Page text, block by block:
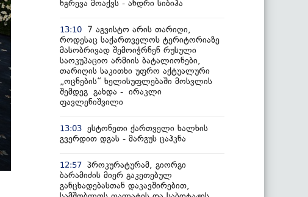
ნგრევა მოაქვს - ანდრი სიბიჰა
13:10
7 აგვისტო არის თარიღი,
როდესაც საქართველოს ტერიტორიაზე
მასობრივად შემოიჭრნენ რუსული
საოკუპაციო არმიის ბატალიონები,
თარიღის საკითხი უფრო აქტუალური
„ოცნების“ ხელისუფლებაში მოსვლის
შემდეგ გახდა - ირაკლი
ფავლენიშვილი
13:03 ესტონეთი ქართველი ხალხის
გვერდით დგას - მარგუს ცაჰკნა
12:57 პროკურატურამ, გიორგი
ბარამიძის მიერ გაკეთებულ
განცხადებასთან დაკავშირებით,